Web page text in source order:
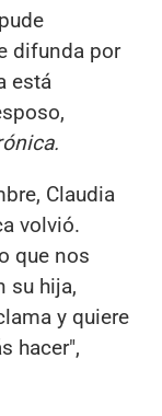
difunda por
está
Claudia
volvió.
que nos
su hija,
y quiere
hacer",